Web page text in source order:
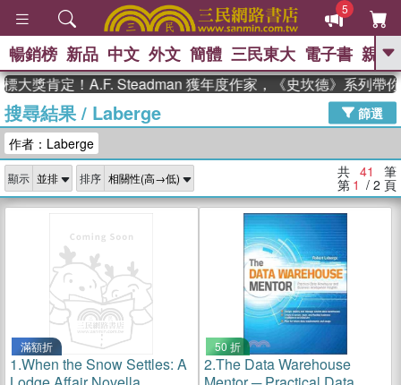
5
GO
高希均教授回憶錄
、 The Odyssey 、 父親節 、 如果歷
獎 臺灣漫遊錄 、 方念華 、 台灣的李
登輝時代
數學女孩：黎曼猜想 、
偉大的迷走神經
暢銷榜 新品 中文 外文 簡體 三民東大 電子書 親子
定！A.F. Steadman 獲年度作家，《史坎德》系列帶你踏上
搜尋結果/ Laberge
篩選
作者：Laberge
顯示 排序 共 41 筆
第 1 / 2 頁
滿額折
1.When the Snow Settles: A
50 折
2.The Data Warehouse